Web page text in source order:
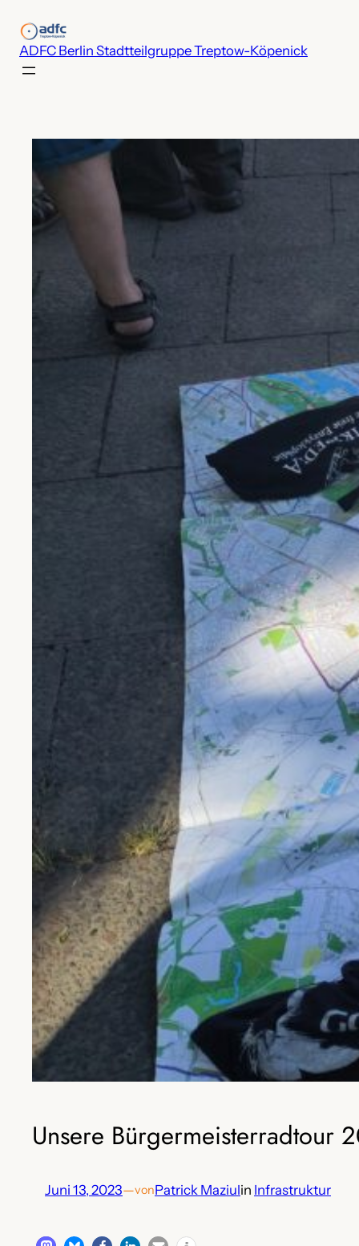
Inhalt
springen
ADFC Berlin Stadtteilgruppe Treptow-Köpenick
Unsere Bürgermeisterradtour
Juni 13, 2023—vonPatrick Maziulin Infrastruktur